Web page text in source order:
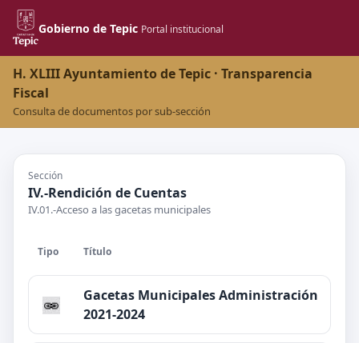
Gobierno de Tepic Portal institucional
H. XLIII Ayuntamiento de Tepic · Transparencia
Fiscal
Consulta de documentos por sub-sección
Sección
IV.-Rendición de Cuentas
IV.01.-Acceso a las gacetas municipales
Tipo Título
Gacetas Municipales Administración
2021-2024